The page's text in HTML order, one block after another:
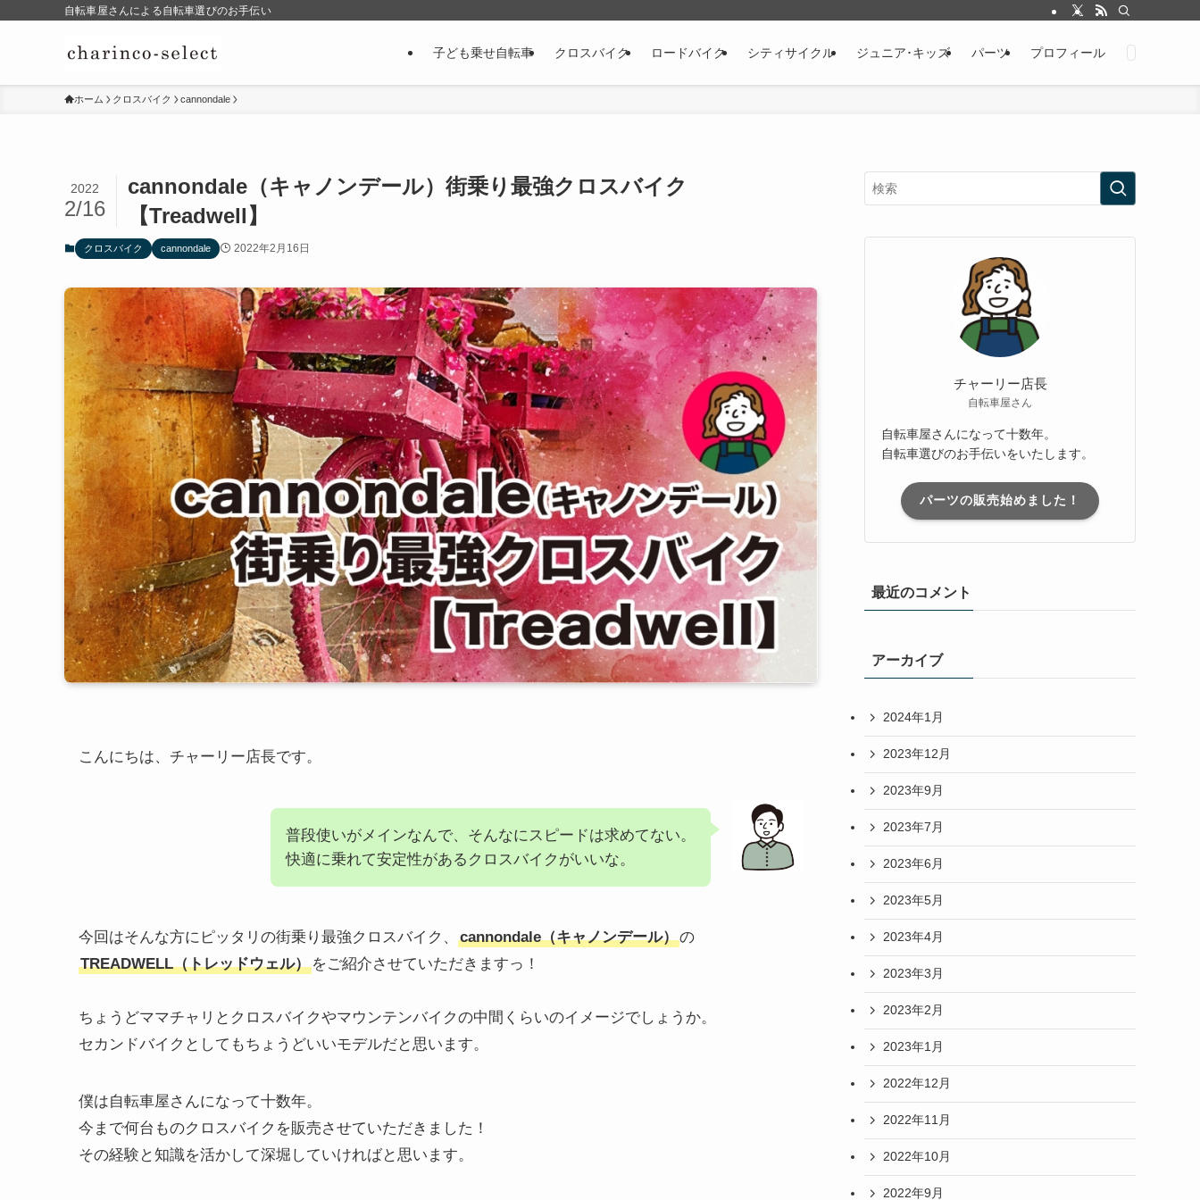
自転車屋さんによる自転車選びのお手伝い
子ども乗せ自転車 クロスバイク ロードバイク シティサイクル ジュニア･キッズ パーツ プロフィール
ホーム クロスバイク cannondale
cannondale（キャノンデール）街乗り最強クロスバイク
【Treadwell】
2022
2/16
クロスバイク cannondale 2022年2月16日
こんにちは、チャーリー店長です。
普段使いがメインなんで、そんなにスピードは求めてない。
快適に乗れて安定性があるクロスバイクがいいな。
今回はそんな方にピッタリの街乗り最強クロスバイク、 cannondale（キャノンデール）の
TREADWELL（トレッドウェル） をご紹介させていただきますっ！
ちょうどママチャリとクロスバイクやマウンテンバイクの中間くらいのイメージでしょうか。
セカンドバイクとしてもちょうどいいモデルだと思います。
僕は自転車屋さんになって十数年。
今まで何台ものクロスバイクを販売させていただきました！
その経験と知識を活かして深堀していければと思います。
チャーリー店長
自転車屋さん
自転車屋さんになって十数年。
自転車選びのお手伝いをいたします。
パーツの販売始めました！
最近のコメント
アーカイブ
2024年1月
2023年12月
2023年9月
2023年7月
2023年6月
2023年5月
2023年4月
2023年3月
2023年2月
2023年1月
2022年12月
2022年11月
2022年10月
2022年9月